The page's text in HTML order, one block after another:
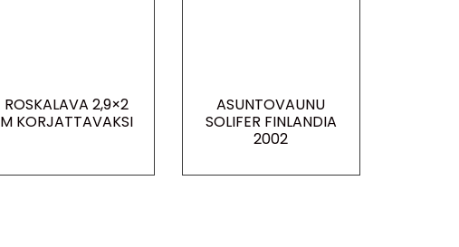
ROSKALAVA 2,9×2
M KORJATTAVAKSI
ASUNTOVAUNU
SOLIFER FINLANDIA
2002